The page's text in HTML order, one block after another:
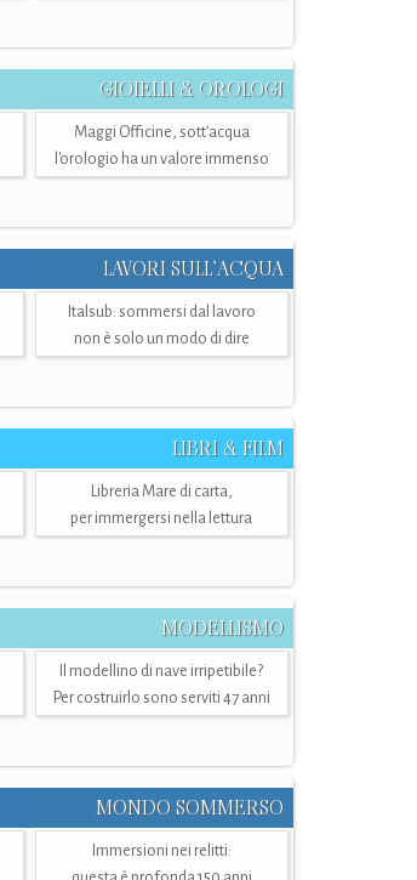
GIOIELLI & OROLOGI
Maggi Officine, sott’acqua
l'orologio ha un valore immenso
LAVORI SULL’ACQUA
Italsub: sommersi dal lavoro
non è solo un modo di dire
LIBRI & FILM
Libreria Mare di carta,
per immergersi nella lettura
MODELLISMO
Il modellino di nave irripetibile?
Per costruirlo sono serviti 47 anni
MONDO SOMMERSO
Immersioni nei relitti: